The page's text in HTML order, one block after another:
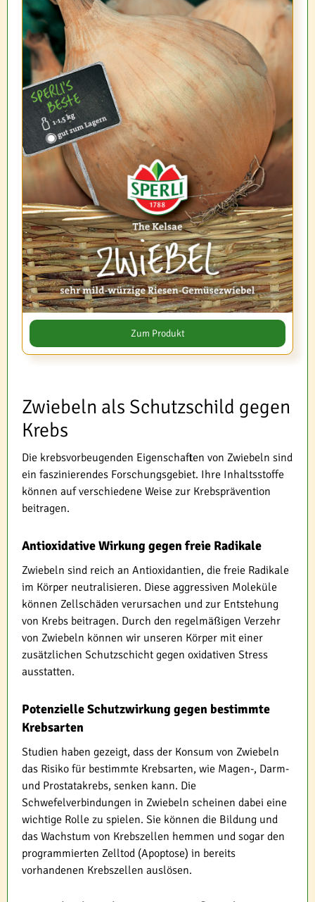
Zum Produkt
Zwiebeln als Schutzschild gegen
Krebs
Die krebsvorbeugenden Eigenschaften von Zwiebeln sind
ein faszinierendes Forschungsgebiet. Ihre Inhaltsstoffe
können auf verschiedene Weise zur Krebsprävention
beitragen.
Antioxidative Wirkung gegen freie Radikale
Zwiebeln sind reich an Antioxidantien, die freie Radikale
im Körper neutralisieren. Diese aggressiven Moleküle
können Zellschäden verursachen und zur Entstehung
von Krebs beitragen. Durch den regelmäßigen Verzehr
von Zwiebeln können wir unseren Körper mit einer
zusätzlichen Schutzschicht gegen oxidativen Stress
ausstatten.
Potenzielle Schutzwirkung gegen bestimmte
Krebsarten
Studien haben gezeigt, dass der Konsum von Zwiebeln
das Risiko für bestimmte Krebsarten, wie Magen-, Darm-
und Prostatakrebs, senken kann. Die
Schwefelverbindungen in Zwiebeln scheinen dabei eine
wichtige Rolle zu spielen. Sie können die Bildung und
das Wachstum von Krebszellen hemmen und sogar den
programmierten Zelltod (Apoptose) in bereits
vorhandenen Krebszellen auslösen.